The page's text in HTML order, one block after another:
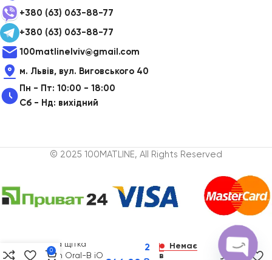
+380 (63) 063-88-77
+380 (63) 063-88-77
100matlinelviv@gmail.com
м. Львів, вул. Виговського 40
Пн - Пт: 10:00 - 18:00
Сб - Нд: вихідний
© 2025 100MATLINE, All Rights Reserved
зубна щітка
Braun Oral-B iO
2
Немає
в
0